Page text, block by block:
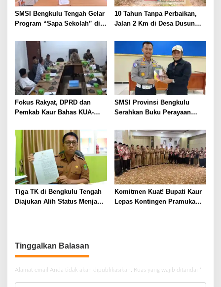
SMSI Bengkulu Tengah Gelar
Program “Sapa Sekolah” di
10 Tahun Tanpa Perbaikan,
Jalan 2 Km di Desa Dusun
Berlumpur dan Berlubang
Fokus Rakyat, DPRD dan
Pemkab Kaur Bahas KUA-
SMSI Provinsi Bengkulu
Serahkan Buku Perayaan
Bengkulu
Tiga TK di Bengkulu Tengah
Diajukan Alih Status Menjadi
Komitmen Kuat! Bupati Kaur
Lepas Kontingen Pramuka
Tinggalkan Balasan
Alamat email Anda tidak akan dipublikasikan. Ruas yang wajib ditandai *